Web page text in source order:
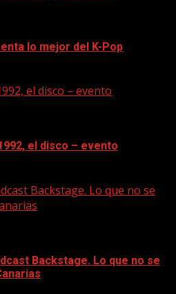
lo mejor del K-Pop
el disco – evento
el disco – evento
Backstage. Lo que no se
Backstage. Lo que no se